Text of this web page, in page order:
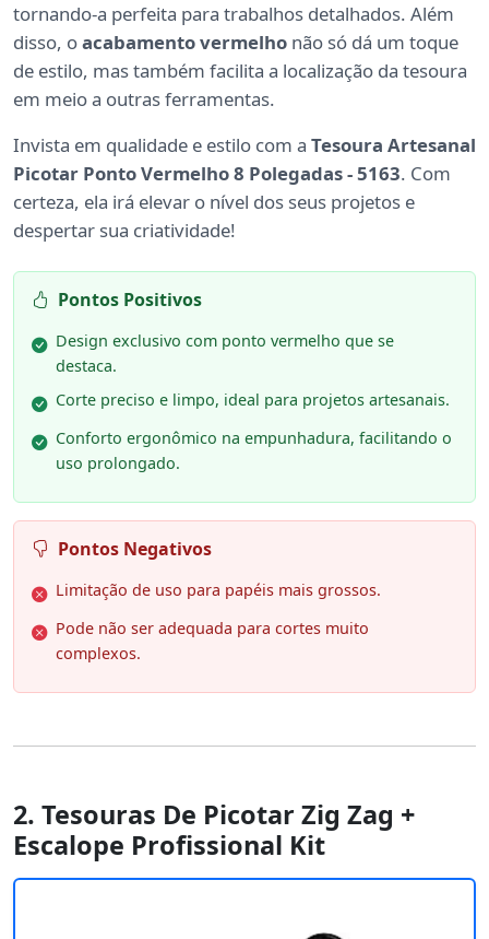
tornando-a perfeita para trabalhos detalhados. Além
disso, oacabamento vermelho não só dá um toque
de estilo, mas também facilita a localização da tesoura
em meio a outras ferramentas.
Invista em qualidade e estilo com a Tesoura Artesanal
Picotar Ponto Vermelho 8 Polegadas - 5163. Com
certeza, ela irá elevar o nível dos seus projetos e
despertar sua criatividade!
Pontos Positivos
Design exclusivo com ponto vermelho que se
destaca.
Corte preciso e limpo, ideal para projetos artesanais.
Conforto ergonômico na empunhadura, facilitando o
uso prolongado.
Pontos Negativos
Limitação de uso para papéis mais grossos.
Pode não ser adequada para cortes muito
complexos.
2. Tesouras De Picotar Zig Zag +
Escalope Profissional Kit